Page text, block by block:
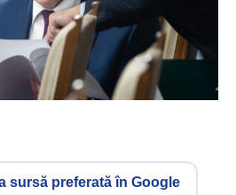
sursă preferată în Google